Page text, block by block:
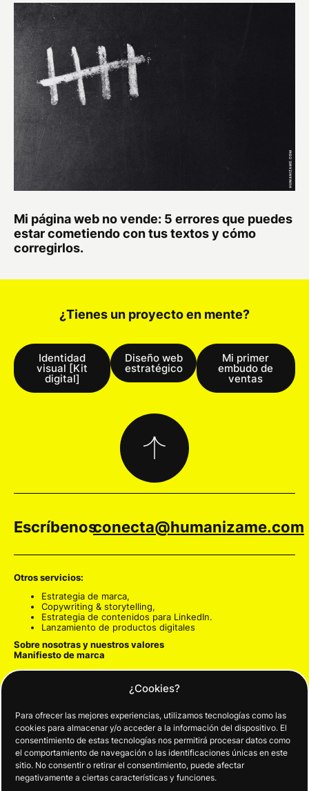
¿Cookies?
Para ofrecer las mejores experiencias, utilizamos tecnologías como las
cookies para almacenar y/o acceder a la información del dispositivo. El
consentimiento de estas tecnologías nos permitirá procesar datos como
el comportamiento de navegación o las identificaciones únicas en este
sitio. No consentir o retirar el consentimiento, puede afectar
negativamente a ciertas características y funciones.
Mi página web no vende: 5 errores que puedes
estar cometiendo con tus textos y cómo
corregirlos.
¿Tienes un proyecto en mente?
Identidad
visual [Kit
digital]
Diseño web
estratégico
Mi primer
embudo de
ventas
Escríbenosconecta@humanizame.com
Otros servicios:
Estrategia de marca,
Copywriting & storytelling,
Estrategia de contenidos para LinkedIn.
Lanzamiento de productos digitales
Sobre nosotras y nuestros valores
Manifiesto de marca
-> Para que te reconozcan
encuentren
Copywriting y storytelling-> Para conectar y persuadir
Embudos de venta-> Para que te compren
Estrategia para RRSS-> Para guiar y crear comunidad
Formulario de contacto